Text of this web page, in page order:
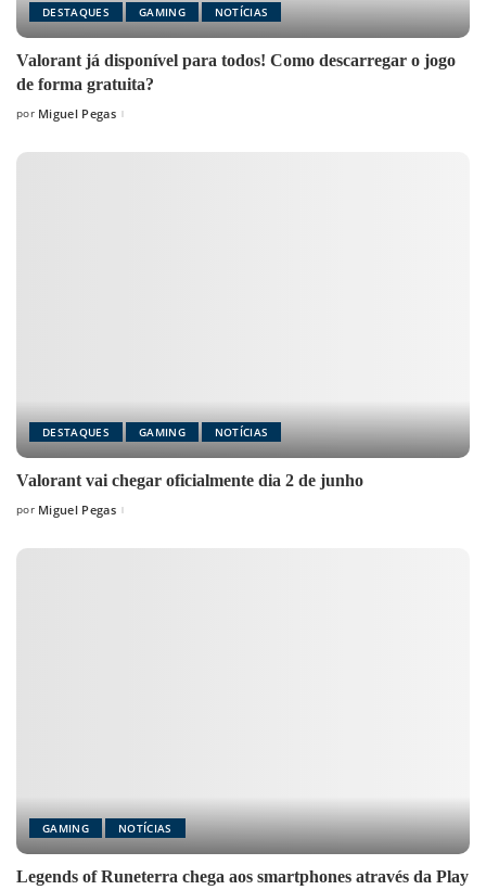
DESTAQUES GAMING NOTÍCIAS
Valorant já disponível para todos! Como descarregar o jogo
de forma gratuita?
Posted
por Miguel Pegas
DESTAQUES GAMING NOTÍCIAS
Valorant vai chegar oficialmente dia 2 de junho
Posted
por Miguel Pegas
GAMING NOTÍCIAS
Legends of Runeterra chega aos smartphones através da Play